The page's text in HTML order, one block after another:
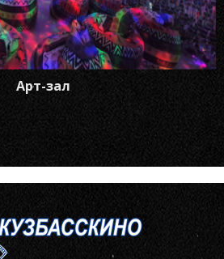
Арт-зал